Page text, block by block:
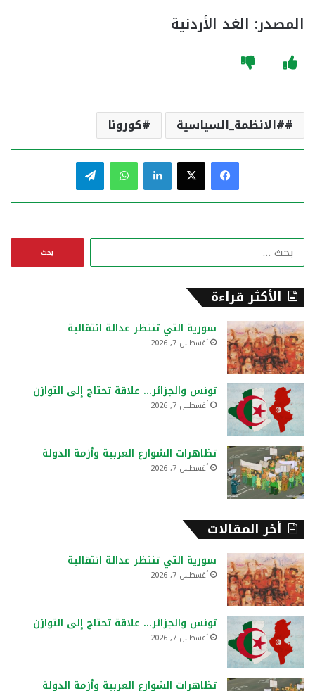
المصدر: الغد الأردنية
#الانظمة_السياسية كورونا
فيسبوك لينكدإن واتساب
ن
الأكثر قراءة
سورية التي تنتظر عدالة انتقالية
أغسطس 7, 2026
تونس والجزائر… علاقة تحتاج إلى التوازن
أغسطس 7, 2026
تظاهرات الشوارع العربية وأزمة الدولة
أغسطس 7, 2026
أخر المقالات
سورية التي تنتظر عدالة انتقالية
أغسطس 7, 2026
تونس والجزائر… علاقة تحتاج إلى التوازن
أغسطس 7, 2026
تظاهرات الشوارع العربية وأزمة الدولة